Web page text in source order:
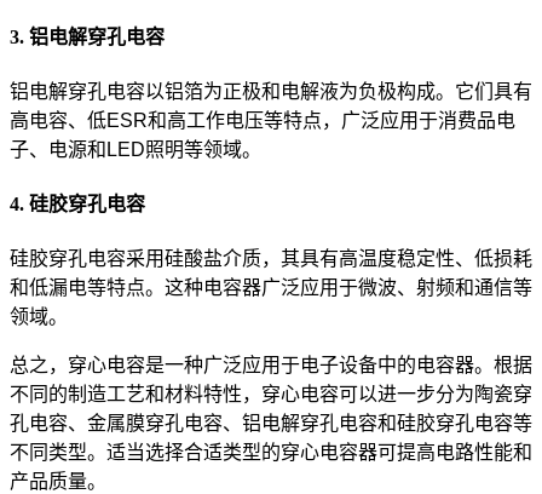
3. 铝电解穿孔电容
铝电解穿孔电容以铝箔为正极和电解液为负极构成。它们具有
高电容、低ESR和高工作电压等特点，广泛应用于消费品电
子、电源和LED照明等领域。
4. 硅胶穿孔电容
硅胶穿孔电容采用硅酸盐介质，其具有高温度稳定性、低损耗
和低漏电等特点。这种电容器广泛应用于微波、射频和通信等
领域。
总之，穿心电容是一种广泛应用于电子设备中的电容器。根据
不同的制造工艺和材料特性，穿心电容可以进一步分为陶瓷穿
孔电容、金属膜穿孔电容、铝电解穿孔电容和硅胶穿孔电容等
不同类型。适当选择合适类型的穿心电容器可提高电路性能和
产品质量。